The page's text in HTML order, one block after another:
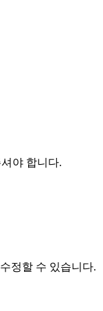
야 합니다.
정할 수 있습니다.